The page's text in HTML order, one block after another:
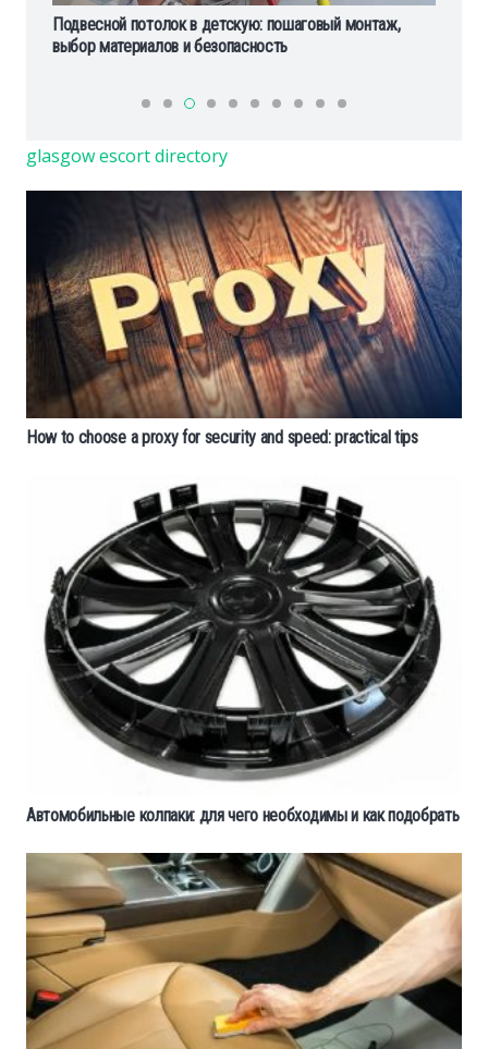
Отдых за границей в одиночку: плюсы, безопасность и
планирование поездки
glasgow escort directory
How to choose a proxy for security and speed: practical tips
Автомобильные колпаки: для чего необходимы и как подобрать